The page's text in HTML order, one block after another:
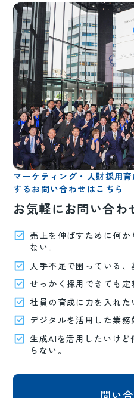
マーケティング・人財採用
するお問い合わせはこちら
お気軽にお問い合わ
売上を伸ばすために何
ない。
人手不足で困っている、
せっかく採用できても定
社員の育成に力を入れた
デジタルを活用した業務
生成AIを活用したいけ
らない。
問い